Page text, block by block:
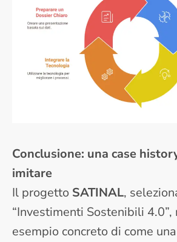
Conclusione: una case
imitare
Il progetto SATINAL,
“Investimenti Sostenibili
esempio concreto di come